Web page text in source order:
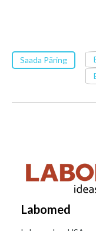
Saada Päring
Labomed